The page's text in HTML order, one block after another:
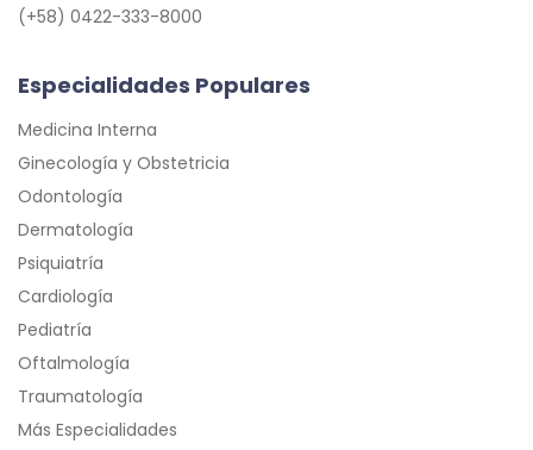
(+58) 0422-333-8000
Especialidades Populares
Medicina Interna
Ginecología y Obstetricia
Odontología
Dermatología
Psiquiatría
Cardiología
Pediatría
Oftalmología
Traumatología
Más Especialidades